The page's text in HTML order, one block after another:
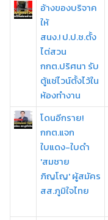
อ้างของบริจาค
ให้
สนง.! ป.ป.ช.ตั้ง
ไต่สวน
กกต.ปริศนา รับ
ตู้แช่ไวน์ตั้งไว้ใน
ห้องทำงาน
โดนอีกราย!
กกต.แจก
ใบแดง-ใบดำ
'สมชาย
ภิญโญ' ผู้สมัคร
สส.ภูมิใจไทย